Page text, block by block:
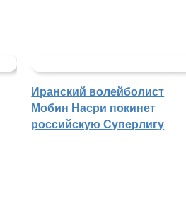
Иранский волейболист
Мобин Насри покинет
российскую Суперлигу